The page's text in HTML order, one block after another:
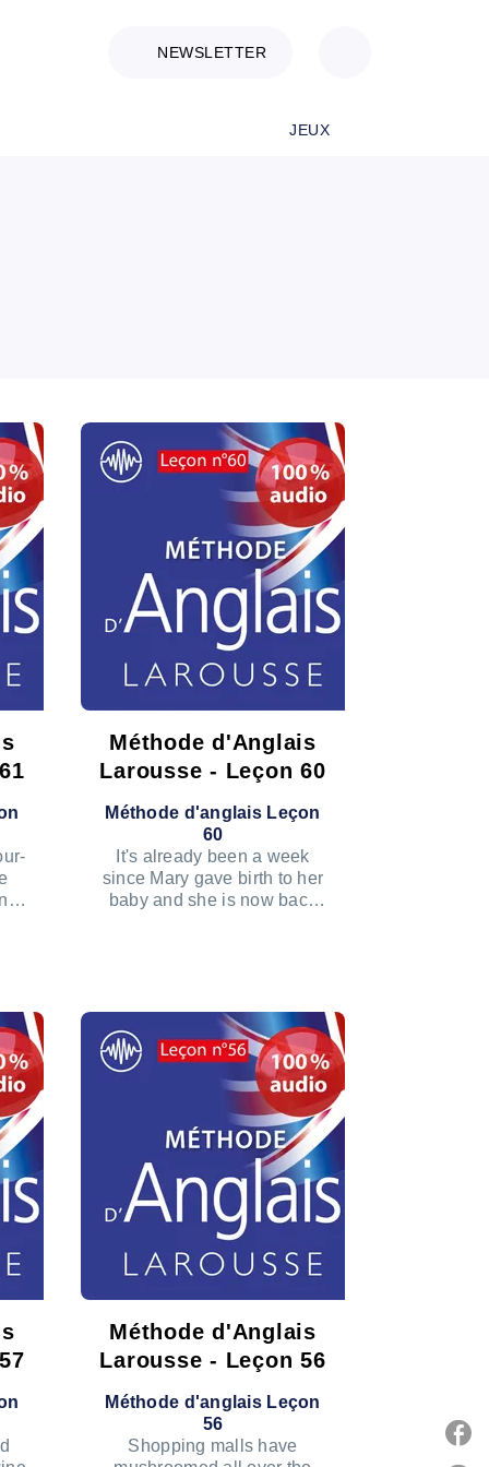
NEWSLETTER
JEUX
Méthode d'Anglais
Larousse - Leçon 60
Méthode d'anglais Leçon
60
It's already been a week
since Mary gave birth to her
baby and she is now back
Méthode d'Anglais
Larousse - Leçon 56
Méthode d'anglais Leçon
56
Shopping malls have